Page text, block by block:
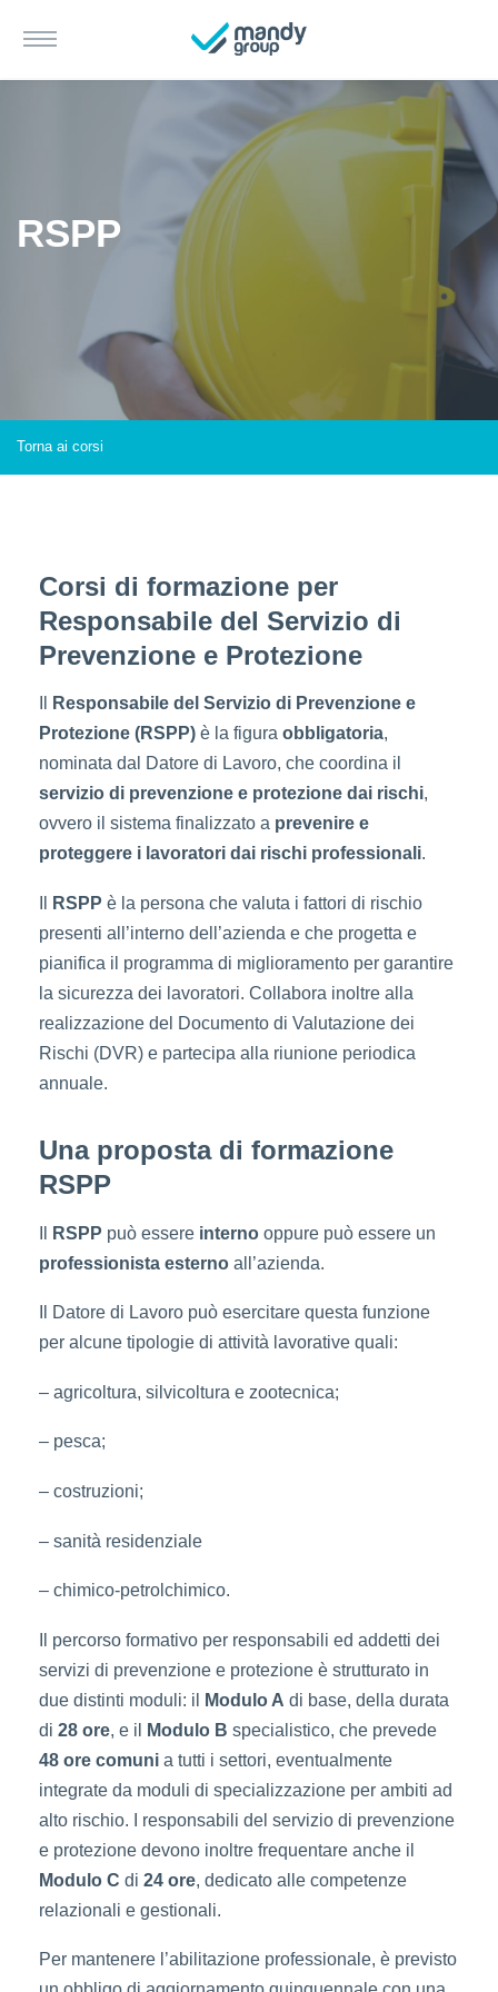
RSPP
Torna ai corsi
Corsi di formazione per
Responsabile del Servizio di
Prevenzione e Protezione
Responsabile del Servizio di Prevenzione e
Protezione (RSPP) è la figura obbligatoria,
nominata dal Datore di Lavoro, che coordina il
servizio di prevenzione e protezione dai rischi,
ovvero il sistema finalizzato a prevenire e
proteggere i lavoratori dai rischi professionali.
RSPP è la persona che valuta i fattori di rischio
presenti all’interno dell’azienda e che progetta e
pianifica il programma di miglioramento per garantire
la sicurezza dei lavoratori. Collabora inoltre alla
realizzazione del Documento di Valutazione dei
Rischi (DVR) e partecipa alla riunione periodica
annuale.
Una proposta di formazione
RSPP
RSPP può essere interno oppure può essere un
professionista esterno all’azienda.
Il Datore di Lavoro può esercitare questa funzione
per alcune tipologie di attività lavorative quali:
– agricoltura, silvicoltura e zootecnica;
– pesca;
– costruzioni;
– sanità residenziale
– chimico-petrolchimico.
Il percorso formativo per responsabili ed addetti dei
servizi di prevenzione e protezione è strutturato in
due distinti moduli: il Modulo A di base, della durata
di 28 ore, e il Modulo B specialistico, che prevede
48 ore comuni a tutti i settori, eventualmente
integrate da moduli di specializzazione per ambiti ad
alto rischio. I responsabili del servizio di prevenzione
e protezione devono inoltre frequentare anche il
Modulo C di 24 ore, dedicato alle competenze
relazionali e gestionali.
Per mantenere l’abilitazione professionale, è previsto